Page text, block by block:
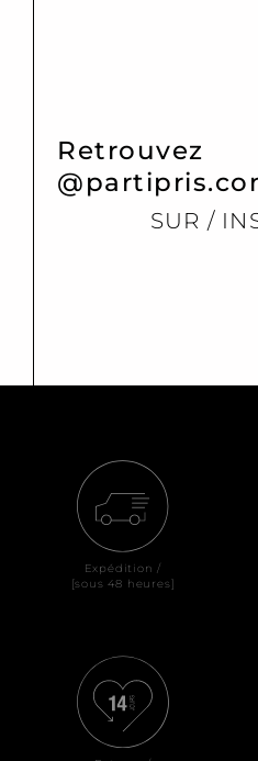
Retrouvez
SUR /
Expédition /
[sous 48 heures]